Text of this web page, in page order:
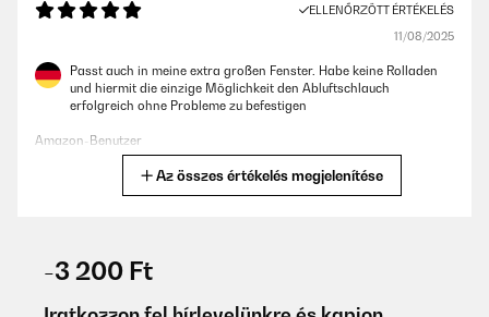
ELLENŐRZÖTT ÉRTÉKELÉS
11/08/2025
Passt auch in meine extra großen Fenster. Habe keine Rolladen
und hiermit die einzige Möglichkeit den Abluftschlauch
erfolgreich ohne Probleme zu befestigen
Amazon-Benutzer
paar Wochen von außen ins Haus zu legen ohne quetschen oder
Az összes értékelés megjelenítése
-3 200 Ft